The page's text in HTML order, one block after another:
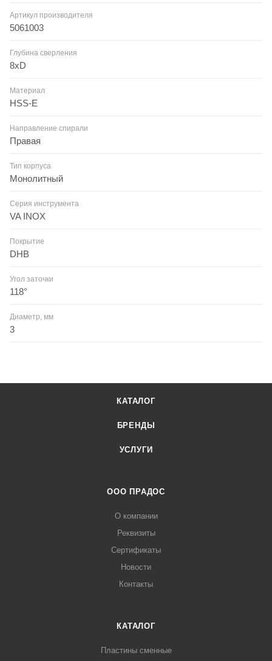
Артикул производителя
5061003
Глубина сверления
8xD
Материал
HSS-E
Направление спирали
Правая
Тип корпуса
Монолитный
Серия инструмента
VA INOX
Покрытие
DHB
Угол заточки
118°
Диаметр, мм
3
КАТАЛОГ
БРЕНДЫ
УСЛУГИ
ООО ПРАДОС
О компании
Реквизиты
Сертификаты
Новости
Контакты
КАТАЛОГ
Пластины сменные